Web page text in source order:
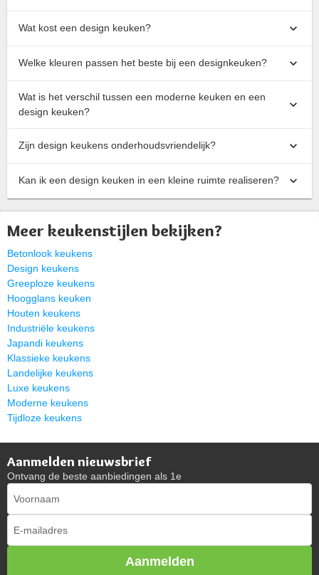
Wat kost een design keuken?
Welke kleuren passen het beste bij een designkeuken?
Wat is het verschil tussen een moderne keuken en een
design keuken?
Zijn design keukens onderhoudsvriendelijk?
Kan ik een design keuken in een kleine ruimte realiseren?
Meer keukenstijlen bekijken?
Betonlook keukens
Design keukens
Greeploze keukens
Hoogglans keuken
Houten keukens
Industriële keukens
Japandi keukens
Klassieke keukens
Landelijke keukens
Luxe keukens
Moderne keukens
Tijdloze keukens
Aanmelden nieuwsbrief
Ontvang de beste aanbiedingen als 1e
Aanmelden